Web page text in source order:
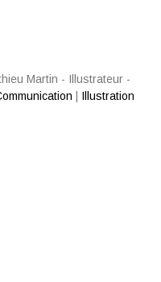
Martin - Illustrateur -
Illustration